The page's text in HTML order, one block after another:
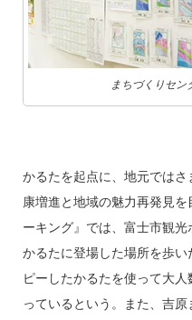
まちづくりセン
かるたを起点に、地元では
康増進と地域の魅力再発見
ーキング』では、富士市観光
かるたに登場した場所を歩
ピーしたかるたを使って大
っているという。また、吉